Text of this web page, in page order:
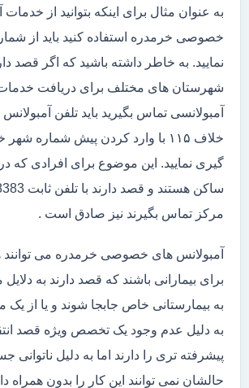
به عنوان مثال برای اینکه بتوانید از خدمات
خصوصی خرمدره استفاده کنید باید از
نمایید. به خاطر داشته باشید که اگر قصد
شهرستان های مختلف برای دریافت
آمبولانسی تماس بگیرید باید تلفن
خلاف ۱۱۵ با وارد کردن پیش شماره
گیری نمایید. این موضوع برای افرادی که
مرکز تماس بگیرند نیز صادق است .
آمبولانس های خصوصی خرمدره می
برای بیمارانی باشند که قصد دارند به
به بیمارستانی خاص جابجا شوند و یا از یک
به دلیل عدم وجود یک تخصص ویژه قصد
پیشرفته تری را دارند اما به دلیل
حالشان نمی توانند این کار را بدون